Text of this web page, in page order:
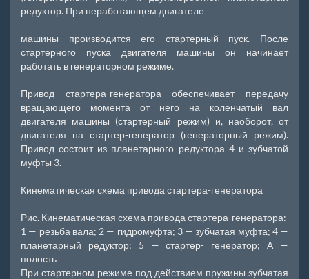
редуктор. При неработающем двигателе
машины производится его стартерный пуск. После
стартерного пуска двигателя машины он начинает
работать в генераторном режиме.
Привод стартера-генератора обеспечивает передачу
вращающего момента от него на коленчатый вал
двигателя машины (стартерный режим) и, наоборот, от
двигателя на стартер-генератор (генераторный режим).
Привод состоит из планетарного редуктора 4 и зубчатой
муфты 3.
Кинематическая схема привода стартера-генератора
Рис. Кинематическая схема привода стартера-генератора:
1 — резьба вала; 2 — гидромуфта; 3 — зубчатая муфта; 4 —
планетарный редуктор; 5 — стартер- генератор; А —
полость
При стартерном режиме под действием пружины зубчатая